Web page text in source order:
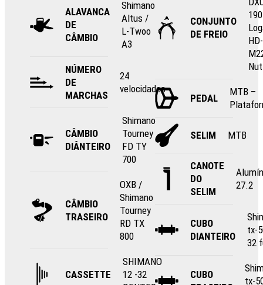
ALAVANCA
DE
CÂMBIO
Shimano
Altus /
L-Twoo
A3
NÚMERO
DE
MARCHAS
24
velocidades
CÂMBIO
DIÂNTEIRO
Shimano
Tourney
FD TY
700
CÂMBIO
TRASEIRO
OXB /
Shimano
Tourney
RD TX
800
CASSETTE
SHIMANO
12 -32
CONJUNTO
DE FREIO
HD-
PEDAL
MTB –
SELIM MTB
CANOTE
DO
SELIM
27.2
CUBO
DIANTEIRO
tx-
32
CUBO
tx-